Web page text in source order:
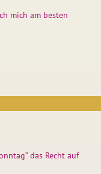
mich am besten
das Recht auf